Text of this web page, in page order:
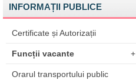
INFORMAȚII PUBLICE
Certificate și Autorizații
Funcții vacante +
Orarul transportului public